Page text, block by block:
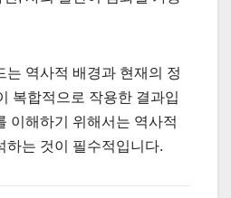
는 역사적 배경과 현재의 정
복합적으로 작용한 결과입
이해하기 위해서는 역사적
하는 것이 필수적입니다.